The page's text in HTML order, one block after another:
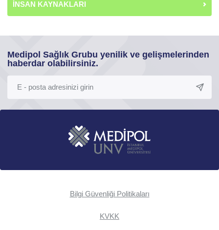
İNSAN KAYNAKLARI
Medipol Sağlık Grubu yenilik ve gelişmelerinden
haberdar olabilirsiniz.
Bilgi Güvenliği Politikaları
KVKK